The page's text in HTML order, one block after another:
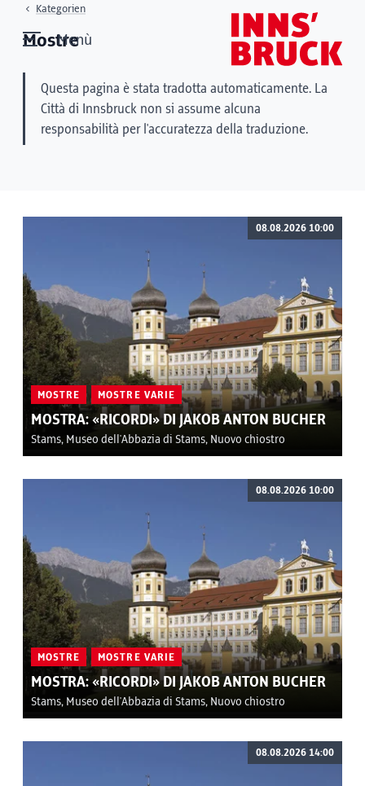
Menù
Kategorien
Mostre
Questa pagina è stata tradotta automaticamente. La
Città di Innsbruck non si assume alcuna
responsabilità per l'accuratezza della traduzione.
MOSTRE MOSTRE VARIE
MOSTRA: «RICORDI» DI JAKOB ANTON BUCHER
Stams, Museo dell'Abbazia di Stams, Nuovo chiostro
08.08.2026 10:00
MOSTRE MOSTRE VARIE
MOSTRA: «RICORDI» DI JAKOB ANTON BUCHER
Stams, Museo dell'Abbazia di Stams, Nuovo chiostro
08.08.2026 10:00
08.08.2026 14:00